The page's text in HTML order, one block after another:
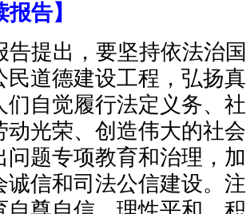
告】
提出，要坚持依法治
民道德建设工程，弘扬
们自觉履行法定义务、
动光荣、创造伟大的社
问题专项教育和治理，
诚信和司法公信建设。